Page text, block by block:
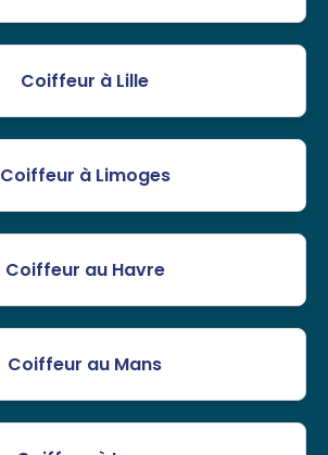
Coiffeur à Lille
Coiffeur à Limoges
Coiffeur au Havre
Coiffeur au Mans